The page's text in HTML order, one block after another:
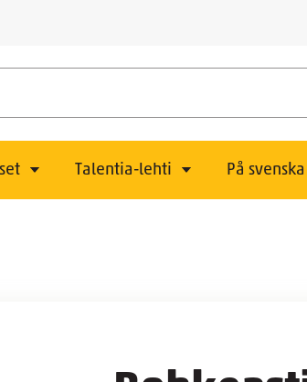
Talentia-lehti På svenska